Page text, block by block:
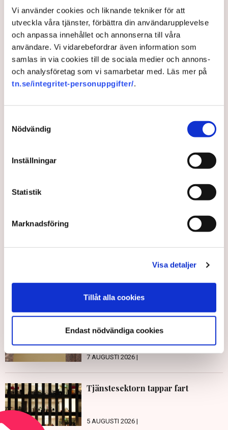
Vi använder cookies och liknande tekniker för att
utveckla våra tjänster, förbättra din användarupplevelse
och anpassa innehållet och annonserna till våra
användare. Vi vidarebefordrar även information som
samlas in via cookies till de sociala medier och annons-
och analysföretag som vi samarbetar med. Läs mer på
tn.se/integritet-personuppgifter/.
Nödvändig
Inställningar
Statistik
Marknadsföring
Visa detaljer
Tillåt alla cookies
Endast nödvändiga cookies
”Positiva, långsiktiga samhällskrafter behövs mer än
någonsin i Sverige. SAO-jobb kan inte ensamt lösa problemet
men har potential att bidra till en kultur där egenmakt, vägar
till arbete och delaktighet blir norm för unga i
utanförskapsområden”, skriver parterna på DN Debatt.
DN Debatt: ”Vi är överens – kollektivavtal klart för nya
ungdomsjobben”
Så räddar företagen ungdomar
från kriminella gäng – ”Känns
LO
PTK
Svenskt Näringsliv
Redaktionen
Uppdaterad: 14 jan 2026, 15:52
LÄS ÄVEN
sparken – nu stämmer hon sin
arbetsgivare
7 AUGUSTI 2026 |
Tjänstesektorn tappar fart
5 AUGUSTI 2026 |